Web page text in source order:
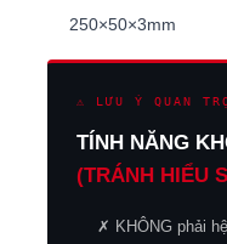
250×50×3mm
⚠ LƯU Ý QUAN
TÍNH NĂNG
(TRÁNH HIỂU
✗ KHÔNG phải